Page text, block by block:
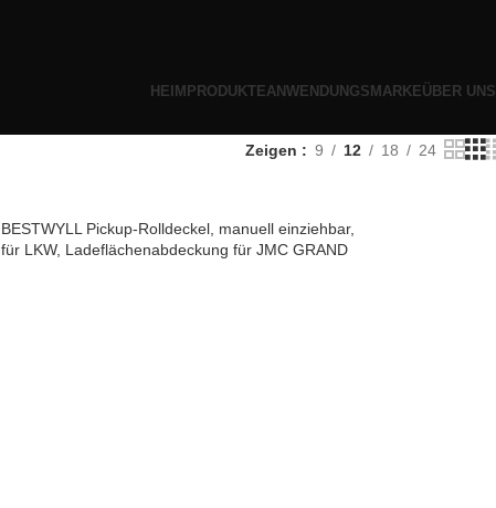
HEIMPRODUKTEANWENDUNGSMARKEÜBER UNS
Zeigen 9 12 18 24
BESTWYLL Pickup-Rolldeckel, manuell einziehbar,
für LKW, Ladeflächenabdeckung für JMC GRAND